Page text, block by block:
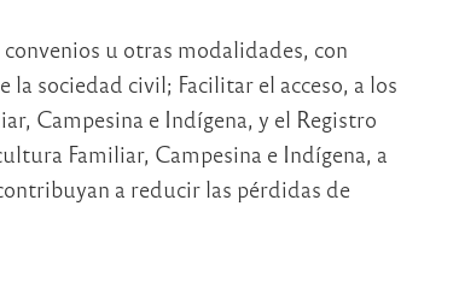
u otras modalidades, con
sociedad civil; Facilitar el acceso, a los
Campesina e Indígena, y el Registro
Familiar, Campesina e Indígena, a
a reducir las pérdidas de